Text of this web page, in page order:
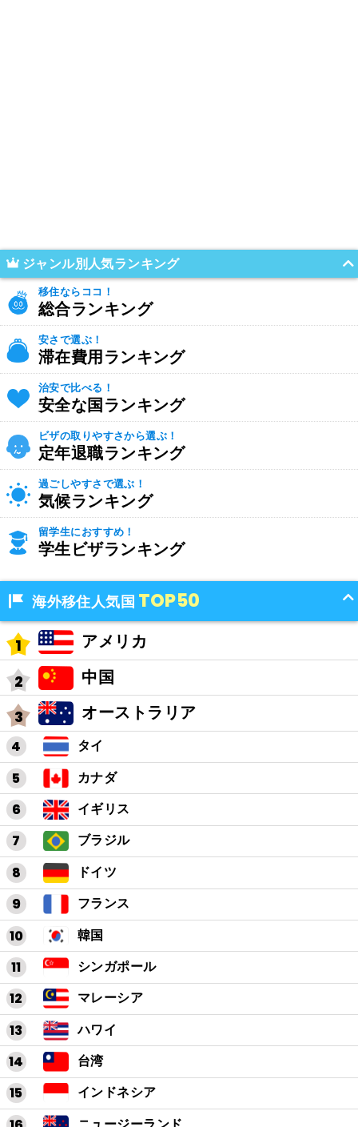
ジャンル別人気ランキング
移住ならココ！
総合ランキング
安さで選ぶ！
滞在費用ランキング
治安で比べる！
安全な国ランキング
ビザの取りやすさから選ぶ！
定年退職ランキング
過ごしやすさで選ぶ！
気候ランキング
留学生におすすめ！
学生ビザランキング
海外移住人気国 TOP50
アメリカ
中国
オーストラリア
タイ
カナダ
イギリス
ブラジル
ドイツ
フランス
韓国
シンガポール
マレーシア
ハワイ
台湾
インドネシア